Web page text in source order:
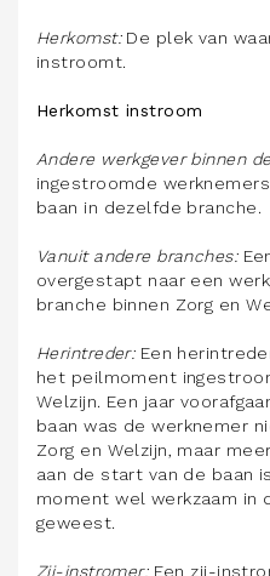
Herkomst: De plek van
instroomt.
Herkomst instroom
Andere werkgever binnen
ingestroomde
baan in dezelfde branche.
Vanuit andere branches:
overgestapt naar een
branche binnen Zorg en
Herintreder: Een
het peilmoment
Welzijn. Een jaar
baan was de werknemer
Zorg en Welzijn, maar
aan de start van de baan
moment wel werkzaam in
geweest.
Zij-instromer: Een zij-